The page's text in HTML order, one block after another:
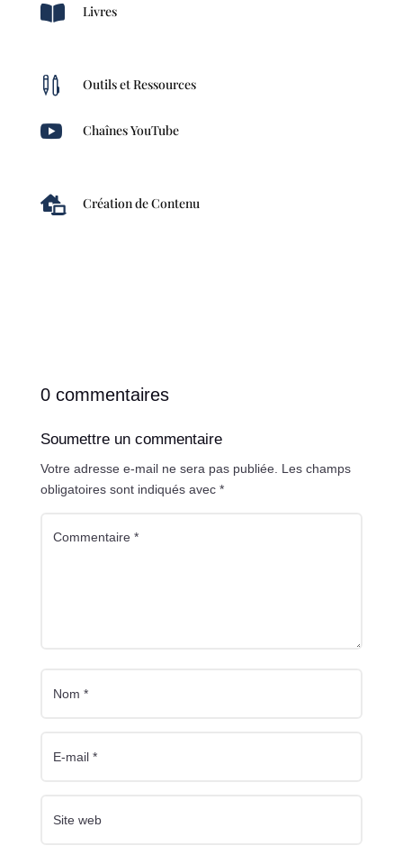
 Livres
 Outils et Ressources
 Chaînes YouTube
 Création de Contenu
0 commentaires
Soumettre un commentaire
Votre adresse e-mail ne sera pas publiée. Les champs
obligatoires sont indiqués avec *